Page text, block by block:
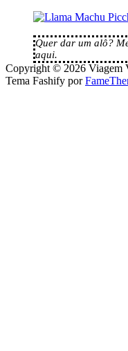
Quer dar um alô?
aqui.
Copyright © 2026 Viagem
Tema Fashify por